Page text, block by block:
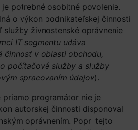
potrebné osobitné povolenie.
o výkon podnikateľskej činnosti
živnostenské oprávnenie
IT segmentu udáva
činnosť v oblasti obchodu,
počítačové služby a služby
spracovaním údajov).
priamo programátor nie je
autorskej činnosti disponoval
oprávnením. Popri tejto